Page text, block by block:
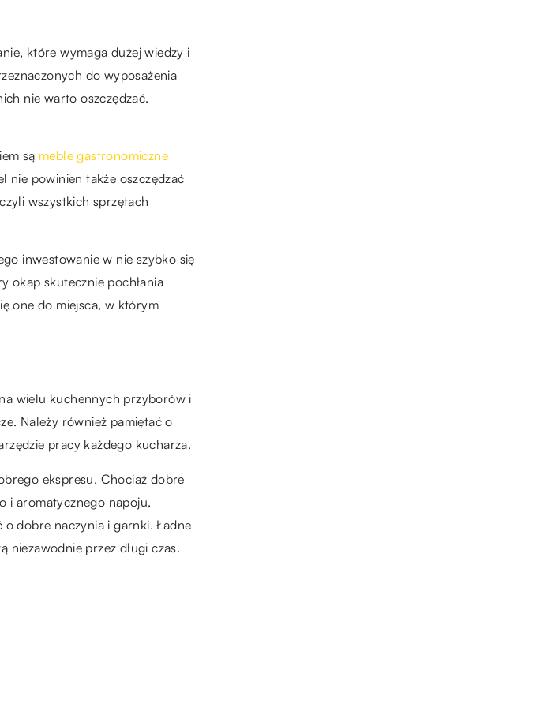
które wymaga dużej wiedzy i
do wyposażenia
nie warto oszczędzać.
są meble gastronomiczne
nie powinien także oszczędzać
wszystkich sprzętach
inwestowanie w nie szybko się
okap skutecznie pochłania
one do miejsca, w którym
wielu kuchennych przyborów i
Należy również pamiętać o
pracy każdego kucharza.
ekspresu. Chociaż dobre
i aromatycznego napoju,
dobre naczynia i garnki. Ładne
niezawodnie przez długi czas.